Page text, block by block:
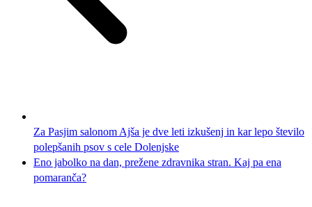
Za Pasjim salonom Ajša je dve leti izkušenj in kar lepo število
polepšanih psov s cele Dolenjske
Eno jabolko na dan, prežene zdravnika stran. Kaj pa ena
pomaranča?